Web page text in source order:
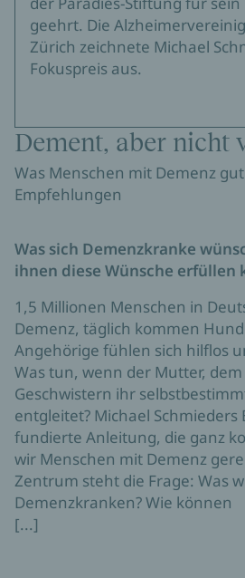
geehrt. Die
Zürich zeichnete Michael
Fokuspreis aus.
Dement, aber nicht
Was Menschen mit Demenz
Empfehlungen
Was sich Demenzkranke
ihnen diese Wünsche erfüllen
1,5 Millionen Menschen in
Demenz, täglich kommen
Angehörige fühlen sich hilflos
Was tun, wenn der Mutter,
Geschwistern ihr
entgleitet? Michael Schmieders
fundierte Anleitung, die ganz
wir Menschen mit Demenz
Zentrum steht die Frage: Was
Demenzkranken? Wie können
[...]